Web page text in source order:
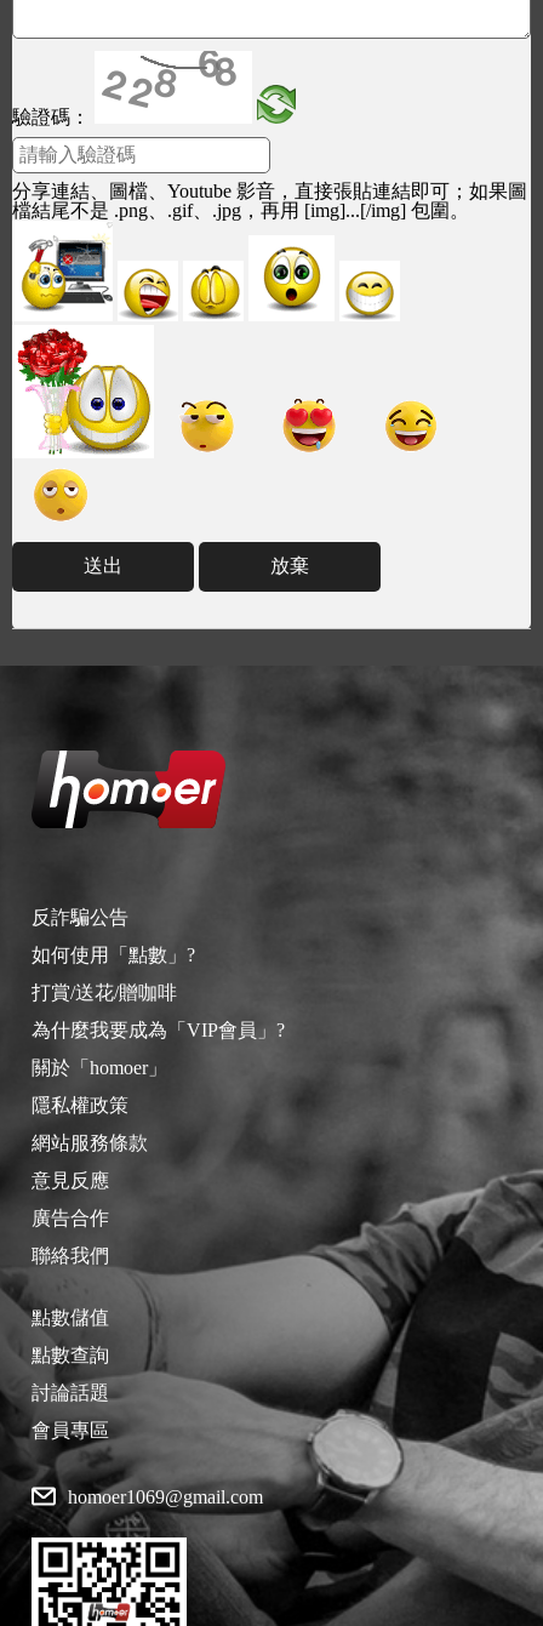
驗證碼：
分享連結、圖檔、Youtube 影音，直接張貼連結即可；如果圖
檔結尾不是 .png、.gif、.jpg，再用 [img]...[/img] 包圍。
送出 放棄
反詐騙公告
如何使用「點數」?
打賞/送花/贈咖啡
為什麼我要成為「VIP會員」?
關於「homoer」
隱私權政策
網站服務條款
意見反應
廣告合作
聯絡我們
點數儲值
點數查詢
討論話題
會員專區
homoer1069@gmail.com